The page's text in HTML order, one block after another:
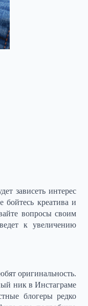
зависеть интерес
бойтесь креатива и
вопросы своим
к увеличению
оригинальность.
ник в Инстаграме
блогеры редко